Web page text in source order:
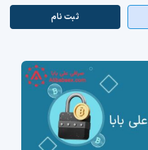
ثبت‌ نام